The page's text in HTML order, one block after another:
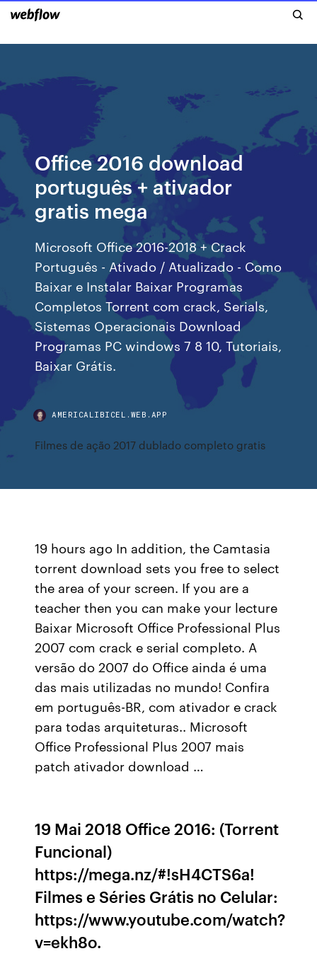
Office 2016 download
português + ativador
gratis mega
Microsoft Office 2016-2018 + Crack
Português - Ativado / Atualizado - Como
Baixar e Instalar Baixar Programas
Completos Torrent com crack, Serials,
Sistemas Operacionais Download
Programas PC windows 7 8 10, Tutoriais,
Baixar Grátis.
AMERICALIBICEL.WEB.APP
Filmes de ação 2017 dublado completo gratis
19 hours ago In addition, the Camtasia
torrent download sets you free to select
the area of your screen. If you are a
teacher then you can make your lecture
Baixar Microsoft Office Professional Plus
2007 com crack e serial completo. A
versão do 2007 do Office ainda é uma
das mais utilizadas no mundo! Confira
em português-BR, com ativador e crack
para todas arquiteturas.. Microsoft
Office Professional Plus 2007 mais
patch ativador download …
19 Mai 2018 Office 2016: (Torrent
Funcional)
https://mega.nz/#!sH4CTS6a!
Filmes e Séries Grátis no Celular:
https://www.youtube.com/watch?
v=ekh8o.